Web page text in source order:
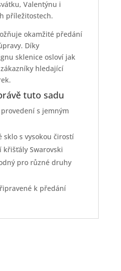
Valentýnu i
příležitostech.
okamžité předání
Díky
sklenice osloví jak
hledající
tuto sadu
s jemným
sklo s vysokou čirostí
Swarovski
pro různé druhy
k předání